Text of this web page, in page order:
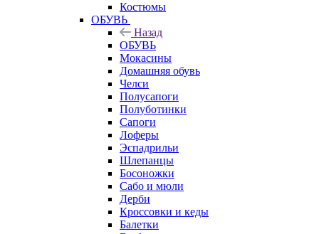
Костюмы
ОБУВЬ
Назад
ОБУВЬ
Мокасины
Домашняя обувь
Челси
Полусапоги
Полуботинки
Сапоги
Лоферы
Эспадрильи
Шлепанцы
Босоножки
Сабо и мюли
Дерби
Кроссовки и кеды
Балетки